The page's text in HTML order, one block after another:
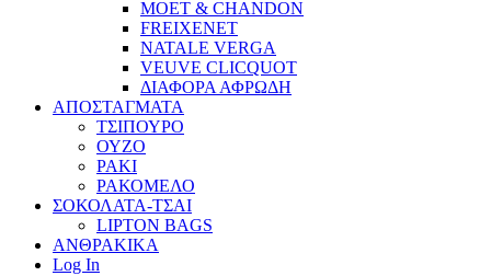
MOET & CHANDON
FREIXENET
NATALE VERGA
VEUVE CLICQUOT
ΔΙΑΦΟΡΑ ΑΦΡΩΔΗ
ΑΠΟΣΤΑΓΜΑΤΑ
ΤΣΙΠΟΥΡΟ
ΟΥΖΟ
ΡΑΚΙ
ΡΑΚΟΜΕΛΟ
ΣΟΚΟΛΑΤΑ-ΤΣΑΙ
LIPTON BAGS
ΑΝΘΡΑΚΙΚΑ
Log In